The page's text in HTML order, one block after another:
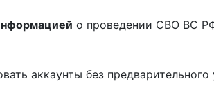
о проведении СВО ВС
аккаунты без предварительного